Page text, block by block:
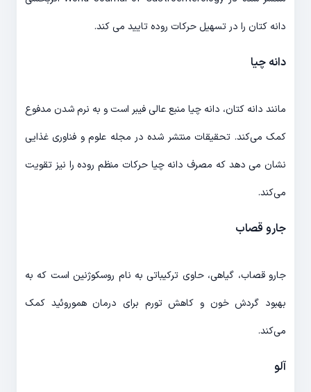
دانه کتان را در تسهیل حرکات روده تایید می کند.
دانه چیا
مانند دانه کتان، دانه چیا منبع عالی فیبر است و به نرم شدن مدفوع
کمک می‌کند. تحقیقات منتشر شده در مجله علوم و فناوری غذایی
نشان می دهد که مصرف دانه چیا حرکات منظم روده را نیز تقویت
می‌کند.
جارو قصاب
جارو قصاب، گیاهی، حاوی ترکیباتی به نام روسکوژنین است که به
بهبود گردش خون و کاهش تورم برای درمان هموروئید کمک
می‌کند.
آلو